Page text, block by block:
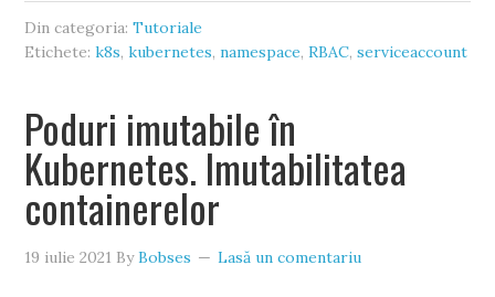
Din categoria:Tutoriale
Etichete:k8s,kubernetes,namespace,RBAC,serviceaccount
Poduri imutabile în
Kubernetes. Imutabilitatea
containerelor
19 iulie 2021 ByBobses Lasă un comentariu